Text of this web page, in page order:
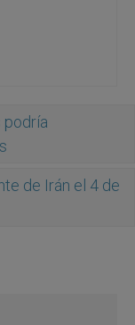
podría
de Irán el 4 de